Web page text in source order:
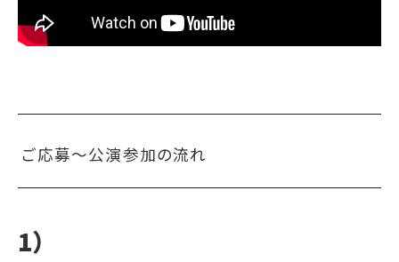
ご応募〜公演参加の流れ
1）